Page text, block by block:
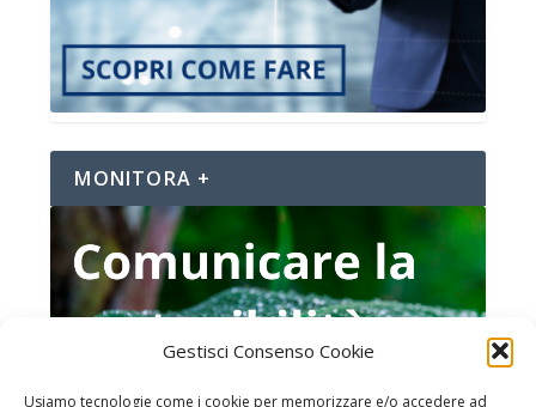
Gestisci Consenso Cookie
Usiamo tecnologie come i cookie per memorizzare e/o accedere ad
MONITORA +